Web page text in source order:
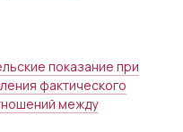
показание при
фактического
между